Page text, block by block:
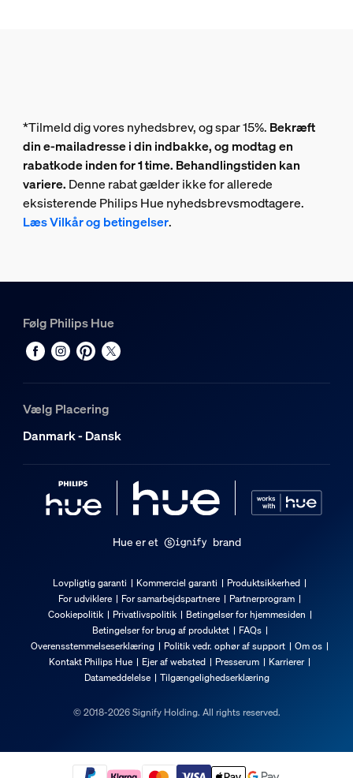
*Tilmeld dig vores nyhedsbrev, og spar 15%. Bekræft
din e-mailadresse i din indbakke, og modtag en
rabatkode inden for 1 time. Behandlingstiden kan
variere. Denne rabat gælder ikke for allerede
eksisterende Philips Hue nyhedsbrevsmodtagere.
Læs Vilkår og betingelser.
Følg Philips Hue
Vælg Placering
Danmark - Dansk
Hue er et brand
Lovpligtig garanti Kommerciel garanti
Produktsikkerhed
For udviklere
For samarbejdspartnere
Partnerprogram
Cookiepolitik
Privatlivspolitik
Betingelser for hjemmesiden
Betingelser for brug af produktet
FAQs
Overensstemmelseserklæring
Politik vedr. ophør af support
Om os
Kontakt Philips Hue
Ejer af websted Presserum
Karrierer
Datameddelelse
Tilgængelighedserklæring
© 2018-2026 Signify Holding. All rights reserved.